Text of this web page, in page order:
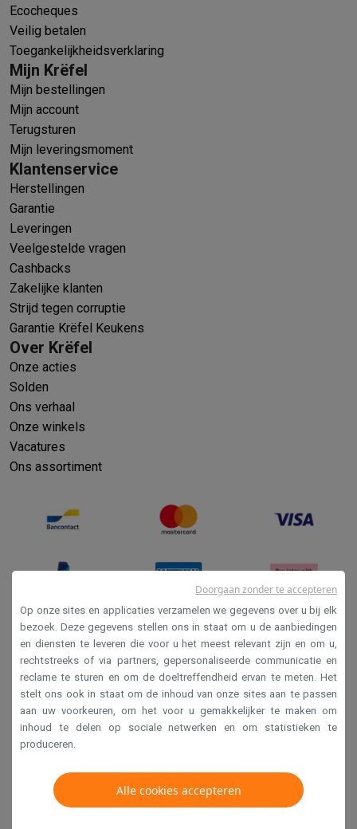
Ecocheques
Veilig betalen
Toegankelijkheidsverklaring
Mijn Krëfel
Mijn bestellingen
Mijn account
Terugsturen
Mijn leveringsmoment
Klantenservice
Herstellingen
Garantie
Leveringen
Veelgestelde vragen
Cashbacks
Zakelijke klanten
Strijd tegen corruptie
Garantie Krëfel Keukens
Over Krëfel
Onze acties
Solden
Ons verhaal
Onze winkels
Vacatures
Ons assortiment
Verkoopsvoorwaarden
Privacy
Disclaimer
Cookies
Krëfel NV - Steenstraat 44 - Industriezone 4 "T Sas",
1851 Humbeek, België
BTW BE 0400.673.544
Op onze sites en applicaties verzamelen we gegevens over u bij elk
bezoek. Deze gegevens stellen ons in staat om u de aanbiedingen
en diensten te leveren die voor u het meest relevant zijn en om u,
rechtstreeks of via partners, gepersonaliseerde communicatie en
reclame te sturen en om de doeltreffendheid ervan te meten. Het
stelt ons ook in staat om de inhoud van onze sites aan te passen
aan uw voorkeuren, om het voor u gemakkelijker te maken om
inhoud te delen op sociale netwerken en om statistieken te
produceren.
Alle cookies accepteren
Doorgaan zonder te accepteren